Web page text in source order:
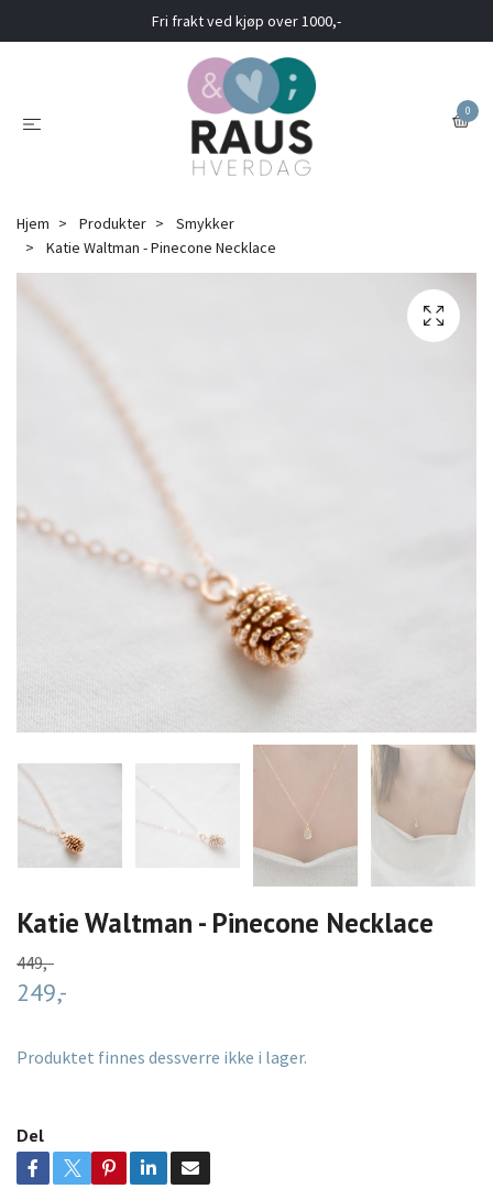
Fri frakt ved kjøp over 1000,-
0
Hjem Produkter
Smykker
Katie Waltman - Pinecone Necklace
Katie Waltman - Pinecone Necklace
449,-
249,-
Produktet finnes dessverre ikke i lager.
Del